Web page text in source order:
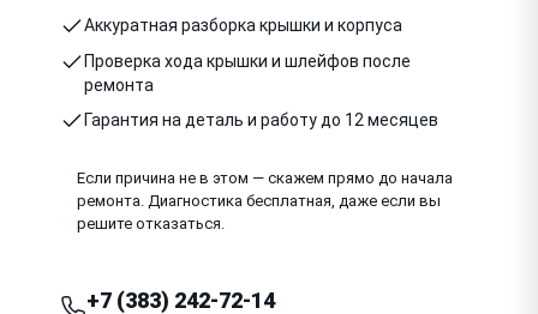
Аккуратная разборка крышки и корпуса
Проверка хода крышки и шлейфов после
ремонта
Гарантия на деталь и работу до 12 месяцев
Если причина не в этом — скажем прямо до начала
ремонта. Диагностика бесплатная, даже если вы
решите отказаться.
+7 (383) 242-72-14